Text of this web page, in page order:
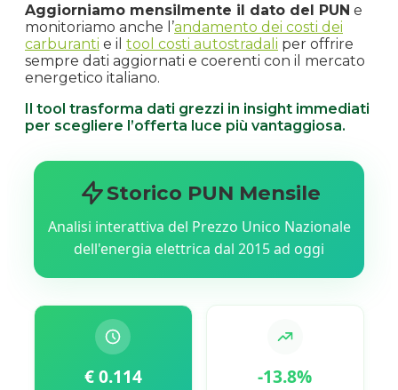
Aggiorniamo mensilmente il dato del PUN e
monitoriamo anche l’andamento dei costi dei
carburanti e il tool costi autostradali per offrire
sempre dati aggiornati e coerenti con il mercato
energetico italiano.
Il tool trasforma dati grezzi in insight immediati
per scegliere l’offerta luce più vantaggiosa.
Storico PUN Mensile
Analisi interattiva del Prezzo Unico Nazionale
dell'energia elettrica dal 2015 ad oggi
€ 0.114 -13.8%